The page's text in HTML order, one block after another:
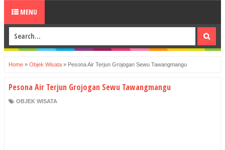
MENU
Home » Objek Wisata » Pesona Air Terjun Grojogan Sewu Tawangmangu
Pesona Air Terjun Grojogan Sewu Tawangmangu
OBJEK WISATA